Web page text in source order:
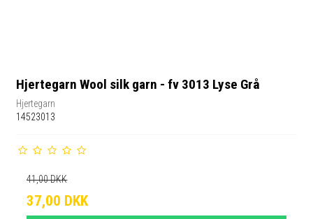
Hjertegarn Wool silk garn - fv 3013 Lyse Grå
Hjertegarn
14523013
41,00 DKK
37,00 DKK